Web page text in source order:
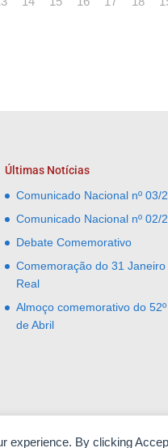
experience. By clicking
Últimas Notícias
Comunicado Nacional nº 03/
Comunicado Nacional nº 02/
Debate Comemorativo
Comemoração do 31
Real
Almoço comemorativo do
de Abril